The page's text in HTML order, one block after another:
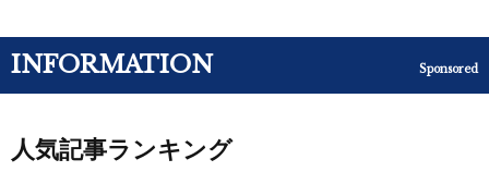
INFORMATION Sponsored
人気記事ランキング